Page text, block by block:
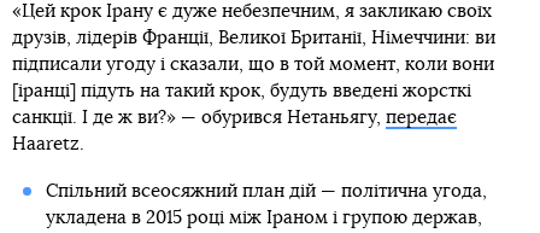
«Цей крок Ірану є дуже небезпечним, я закликаю своїх
друзів, лідерів Франції, Великої Британії, Німеччини: ви
підписали угоду і сказали, що в той момент, коли вони
[іранці] підуть на такий крок, будуть введені жорсткі
санкції. І де ж ви?» — обурився Нетаньягу, передає
Haaretz.
Спільний всеосяжний план дій — політична угода,
укладена в 2015 році між Іраном і групою держав,